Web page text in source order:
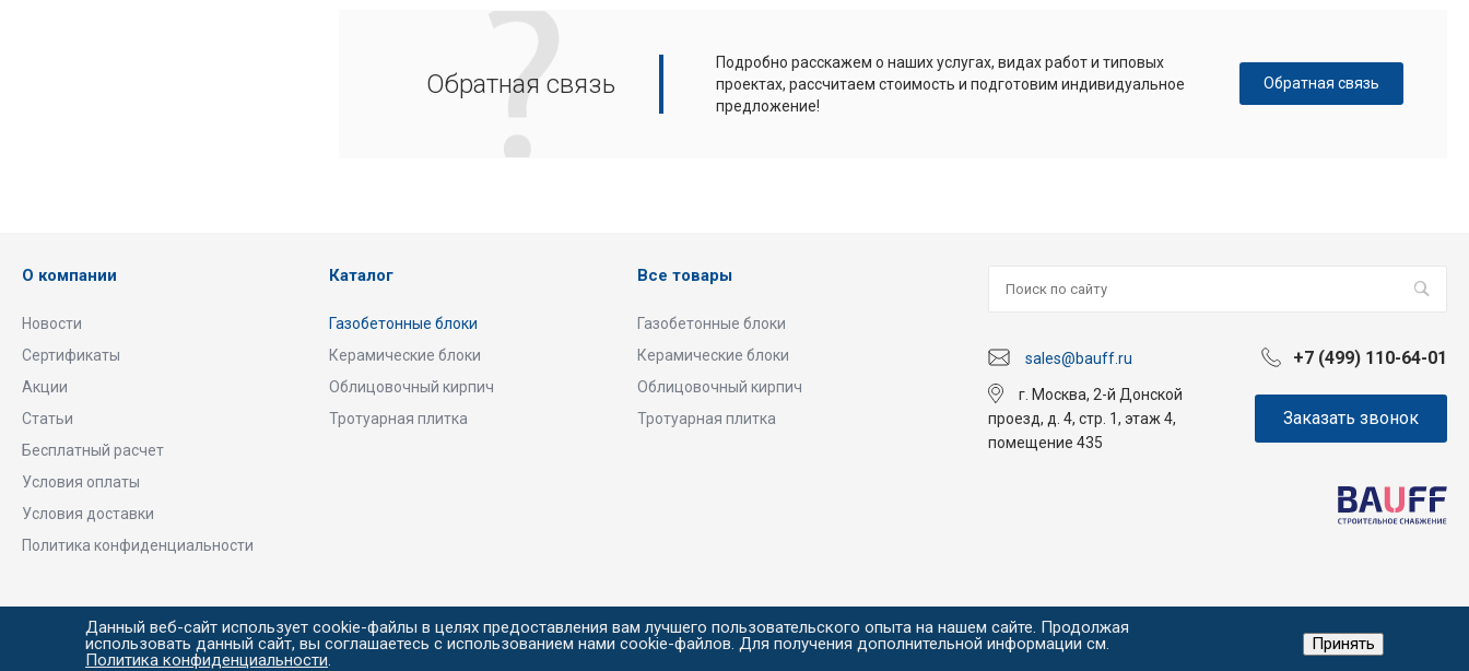
Обратная связь
Подробно расскажем о наших услугах, видах работ и типовых
проектах, рассчитаем стоимость и подготовим индивидуальное
предложение!
Обратная связь
О компании
Новости
Сертификаты
Акции
Статьи
Бесплатный расчет
Условия оплаты
Условия доставки
Политика конфиденциальности
Каталог
Газобетонные блоки
Керамические блоки
Облицовочный кирпич
Тротуарная плитка
Все товары
Газобетонные блоки
Керамические блоки
Облицовочный кирпич
Тротуарная плитка
sales@bauff.ru +7 (499) 110-64-01
г. Москва, 2-й Донской
проезд, д. 4, стр. 1, этаж 4,
помещение 435
Заказать звонок
© BAUFF, 2015–2026
Данный веб-сайт использует cookie-файлы в целях предоставления вам лучшего пользовательского опыта на нашем сайте. Продолжая
использовать данный сайт, вы соглашаетесь с использованием нами cookie-файлов. Для получения дополнительной информации см.
Политика конфиденциальности.
Принять